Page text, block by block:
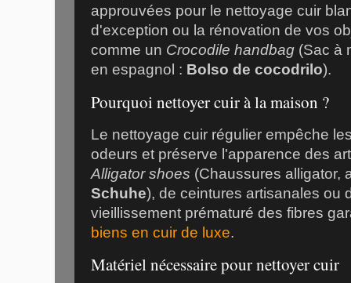
approuvées pour le nettoyage cuir
d'exception ou la rénovation de vos
comme un Crocodile handbag (Sac à
en espagnol : Bolso de cocodrilo).
Pourquoi nettoyer cuir à la maison ?
Le nettoyage cuir régulier empêche
odeurs et préserve l'apparence des
Alligator shoes (Chaussures alligator,
Schuhe), de ceintures artisanales ou
vieillissement prématuré des fibres
biens en cuir de luxe.
Matériel nécessaire pour nettoyer cuir